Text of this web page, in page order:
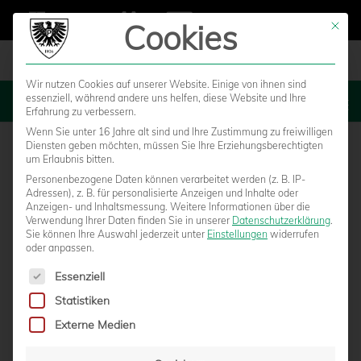
MENU
KEVIN SCHÖNEBERG UND MICHAEL HOLT
Mit
Cookies
Wir nutzen Cookies auf unserer Website. Einige von ihnen sind
essenziell, während andere uns helfen, diese Website und Ihre
Erfahrung zu verbessern.
Wenn Sie unter 16 Jahre alt sind und Ihre Zustimmung zu freiwilligen
Diensten geben möchten, müssen Sie Ihre Erziehungsberechtigten
um Erlaubnis bitten.
Personenbezogene Daten können verarbeitet werden (z. B. IP-
Adressen), z. B. für personalisierte Anzeigen und Inhalte oder
Anzeigen- und Inhaltsmessung. Weitere Informationen über die
Verwendung Ihrer Daten finden Sie in unserer Datenschutzerklärung.
Sie können Ihre Auswahl jederzeit unter Einstellungen widerrufen
oder anpassen.
Es folgt eine Liste der Service-Gruppen, für die eine
Essenziell
Statistiken
Externe Medien